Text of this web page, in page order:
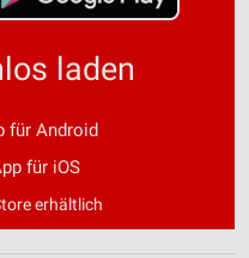
laden
für Android
für iOS
erhältlich